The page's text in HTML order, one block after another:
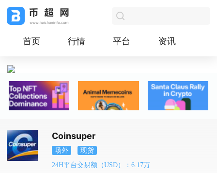
首页 行情 平台 资讯
Coinsuper
场外
现货
24H平台交易额（USD）：6.17万